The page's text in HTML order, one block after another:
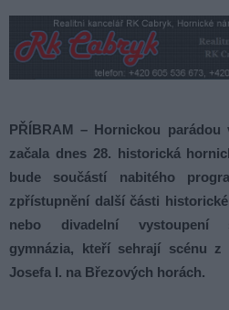
PŘÍBRAM – Hornickou
začala dnes 28. historická
bude součástí nabitého
zpřístupnění další části
nebo divadelní vystoupení
gymnázia, kteří sehrají scénu z
Josefa I. na Březových horách.